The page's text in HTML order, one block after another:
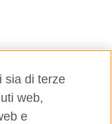
sia di terze
web,
e